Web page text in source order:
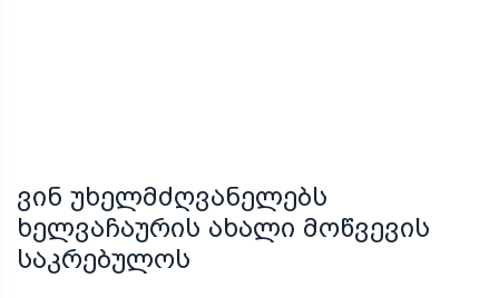
ვინ უხელმძღვანელებს
ხელვაჩაურის ახალი მოწვევის
საკრებულოს